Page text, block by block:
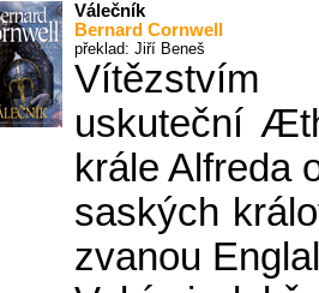
Válečník
Bernard Cornwell
překlad: Jiří Beneš
Vítězstvím
uskuteční
krále Alfreda
saských
zvanou